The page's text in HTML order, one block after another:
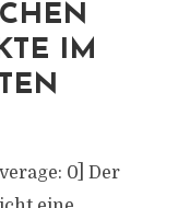
IM
0] Der